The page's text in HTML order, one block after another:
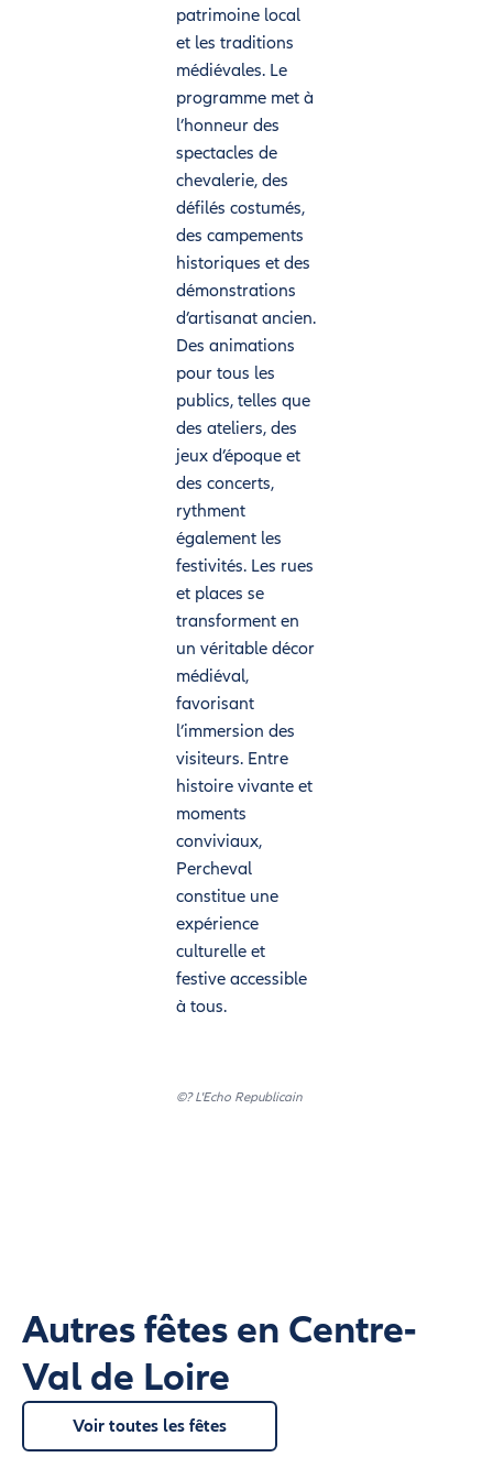
patrimoine local
et les traditions
médiévales. Le
programme met à
l’honneur des
spectacles de
chevalerie, des
défilés costumés,
des campements
historiques et des
démonstrations
d’artisanat ancien.
Des animations
pour tous les
publics, telles que
des ateliers, des
jeux d’époque et
des concerts,
rythment
également les
festivités. Les rues
et places se
transforment en
un véritable décor
médiéval,
favorisant
l’immersion des
visiteurs. Entre
histoire vivante et
moments
conviviaux,
Percheval
constitue une
expérience
culturelle et
festive accessible
à tous.
©? L'Echo Republicain
Autres fêtes en Centre-
Val de Loire
Voir toutes les fêtes